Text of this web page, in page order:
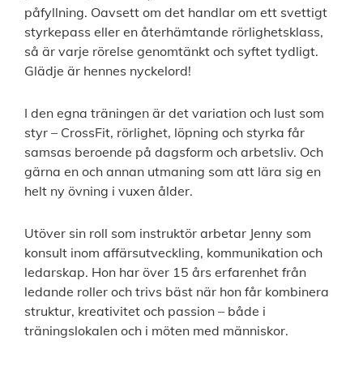
påfyllning. Oavsett om det handlar om ett svettigt
styrkepass eller en återhämtande rörlighetsklass,
så är varje rörelse genomtänkt och syftet tydligt.
Glädje är hennes nyckelord!
I den egna träningen är det variation och lust som
styr – CrossFit, rörlighet, löpning och styrka får
samsas beroende på dagsform och arbetsliv. Och
gärna en och annan utmaning som att lära sig en
helt ny övning i vuxen ålder.
Utöver sin roll som instruktör arbetar Jenny som
konsult inom affärsutveckling, kommunikation och
ledarskap. Hon har över 15 års erfarenhet från
ledande roller och trivs bäst när hon får kombinera
struktur, kreativitet och passion – både i
träningslokalen och i möten med människor.